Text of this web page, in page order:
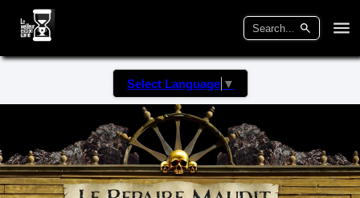
Select Language ▼